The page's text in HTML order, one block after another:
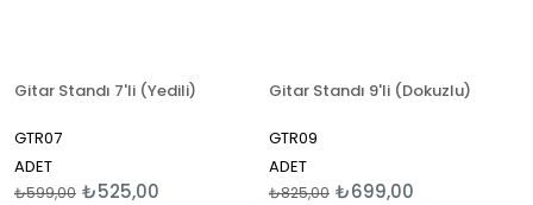
Gitar Standı 7'li (Yedili)
GTR07
ADET
₺525,00
₺599,00
Gitar Standı 9'li (Dokuzlu)
GTR09
ADET
₺699,00
₺825,00